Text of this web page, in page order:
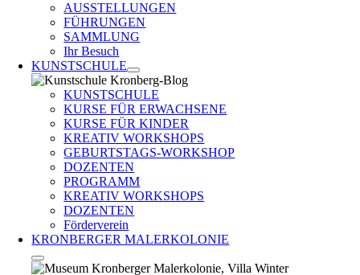
AUSSTELLUNGEN
FÜHRUNGEN
SAMMLUNG
Ihr Besuch
KUNSTSCHULE
KUNSTSCHULE
KURSE FÜR ERWACHSENE
KURSE FÜR KINDER
KREATIV WORKSHOPS
GEBURTSTAGS-WORKSHOP
DOZENTEN
PROGRAMM
KREATIV WORKSHOPS
DOZENTEN
Förderverein
KRONBERGER MALERKOLONIE